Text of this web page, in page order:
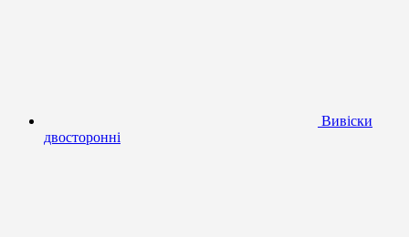
Вивіски
двосторонні